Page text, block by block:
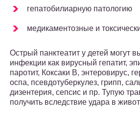
гепатобилиарную патологию
медикаментозные и
Острый панктеатит у детей могут
инфекции как вирусный гепатит,
паротит, Коксаки В, энтеровирус,
оспа, псевдотуберкулез, грипп,
дизентерия, сепсис и пр. Тупую
получить вследствие удара в